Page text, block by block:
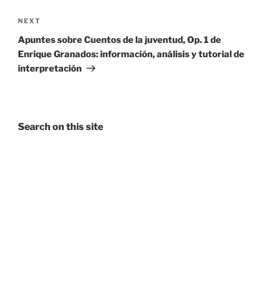
Next
Post
NEXT
Apuntes sobre Cuentos de la juventud, Op. 1 de
Enrique Granados: información, análisis y tutorial de
interpretación
Search on this site